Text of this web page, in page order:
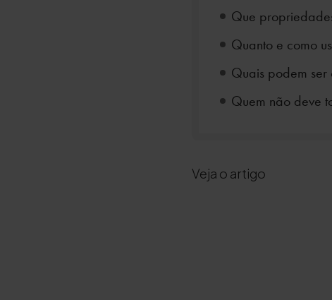
Que
Quanto e como
Quais podem ser
Quem não deve
Veja o artigo